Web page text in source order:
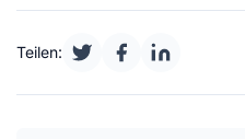
Teilen: